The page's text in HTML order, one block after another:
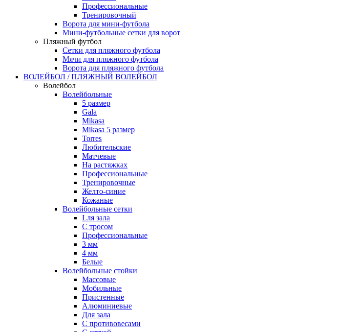
Профессиональные
Тренировочный
Ворота для мини-футбола
Мини-футбольные сетки для ворот
Пляжный футбол
Сетки для пляжного футбола
Мячи для пляжного футбола
Ворота для пляжного футбола
ВОЛЕЙБОЛ / ПЛЯЖНЫЙ ВОЛЕЙБОЛ
Волейбол
Волейбольные
5 размер
Gala
Mikasa
Mikasa 5 размер
Torres
Любительские
Матчевые
На растяжках
Профессиональные
Тренировочные
Желто-синие
Кожаные
Волейбольные сетки
Lля зала
C тросом
Профессиональные
3 мм
4 мм
Белые
Волейбольные стойки
Массовые
Мобильные
Пристенные
Алюминиевые
Для зала
С противовесами